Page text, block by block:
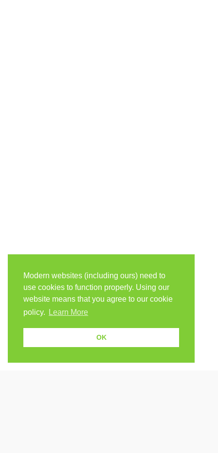
Modern websites (including ours) need to
use cookies to function properly. Using our
website means that you agree to our cookie
policy.
Learn More
OK